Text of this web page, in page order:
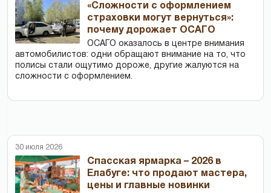
«Сложности с оформлением
страховки могут вернуться»:
почему дорожает ОСАГО
ОСАГО оказалось в центре внимания
автомобилистов: одни обращают внимание на то, что
полисы стали ощутимо дороже, другие жалуются на
сложности с оформлением.
30 июля 2026
Спасская ярмарка – 2026 в
Елабуге: что продают мастера,
цены и главные новинки